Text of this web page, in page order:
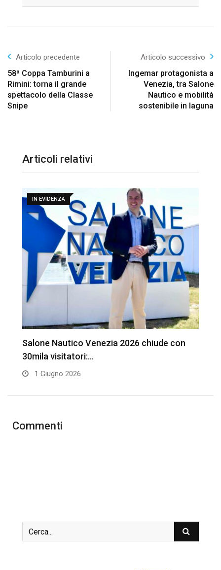
Articolo precedente
58ª Coppa Tamburini a
Rimini: torna il grande
spettacolo della Classe
Snipe
Articolo successivo
Ingemar protagonista a
Venezia, tra Salone
Nautico e mobilità
sostenibile in laguna
Articoli relativi
IN EVIDENZA
Salone Nautico Venezia 2026 chiude con
30mila visitatori:…
1 Giugno 2026
Commenti